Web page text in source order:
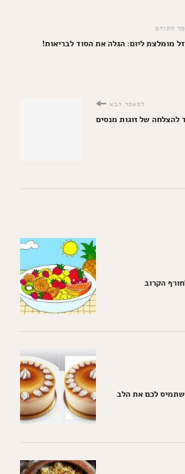
הקודם
מומלצת ליום: הגלה את הסוד לבריאות!
למאמר הבא
להצלחה של זוגות מנסים
הקרוב
לכם את הלב